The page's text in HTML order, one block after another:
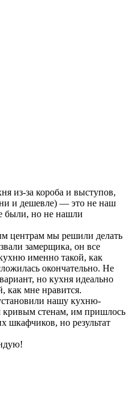
из-за короба и выступов,
и дешевле) — это не наш
были, но не нашли
центрам мы решили делать
замерщика, он все
именно такой, как
окончательно. Не
но кухня идеально
как мне нравится.
нашу кухню-
кривым стенам, им пришлось
шкафчиков, но результат